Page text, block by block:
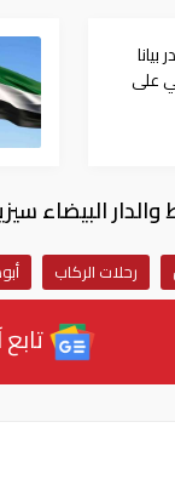
على
البيضاء سيزيد عدد
رحلات الركاب